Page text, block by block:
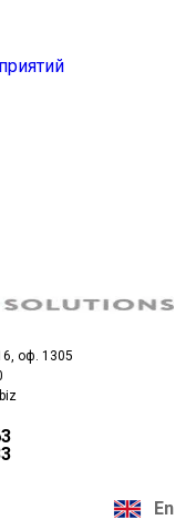
оф. 1305
En